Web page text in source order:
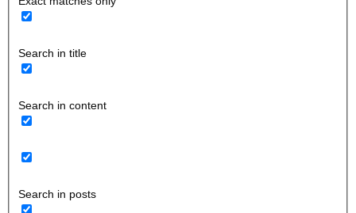
Search in title
Search in content
Search in posts